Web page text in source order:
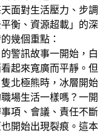
面對生活壓力、步調
衡、資源超載」的深
幾個重點：
警訊故事一開始，白
起來寬廣而平靜。但
北極熊時，冰層開始
場生活一樣嗎？一開
項、會議、責任不斷
也開始出現裂痕。這本